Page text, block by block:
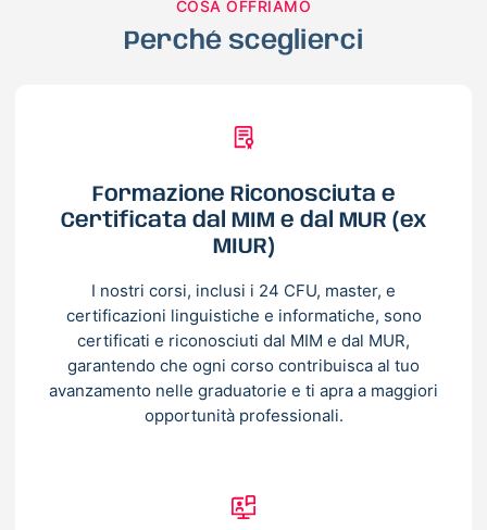
COSA OFFRIAMO
Perché sceglierci
Formazione Riconosciuta e
Certificata dal MIM e dal MUR (ex
MIUR)
I nostri corsi, inclusi i 24 CFU, master, e
certificazioni linguistiche e informatiche, sono
certificati e riconosciuti dal MIM e dal MUR,
garantendo che ogni corso contribuisca al tuo
avanzamento nelle graduatorie e ti apra a maggiori
opportunità professionali.